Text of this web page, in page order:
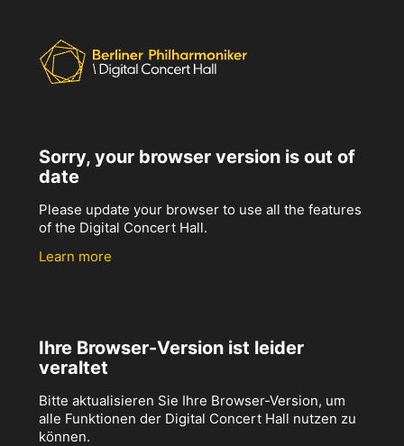
Sorry, your browser version is out of
date
Please update your browser to use all the features
of the Digital Concert Hall.
Learn more
Ihre Browser-Version ist leider
veraltet
Bitte aktualisieren Sie Ihre Browser-Version, um
alle Funktionen der Digital Concert Hall nutzen zu
können.